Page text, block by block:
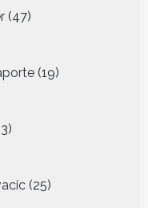
47
producten
19
producten
producten
25
producten